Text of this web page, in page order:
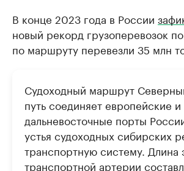
В конце 2023 года в России
новый рекорд грузоперевозок
по маршруту перевезли 35 млн
Судоходный маршрут
путь соединяет европейские и
дальневосточные порты
устья судоходных сибирских
транспортную систему. Длина
транспортной артерии